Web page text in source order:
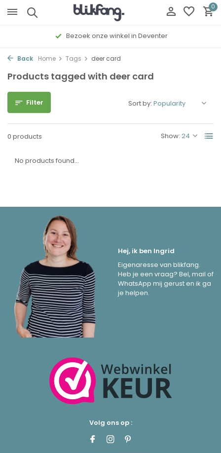
0
Bezoek onze winkel in Deventer
Back Home Tags deer card
Products tagged with deer card
Filter
0 products Show:
Sort by:
No products found...
Hej, ik ben Ingrid
Eigenaresse van blikfang.
Heb je een vraag? Bel, mail of
WhatsApp mij gerust en ik ga
je helpen.
Volg ons op :